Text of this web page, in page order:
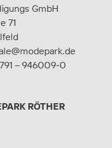
GmbH
71
– 946009-0
RÖTHER